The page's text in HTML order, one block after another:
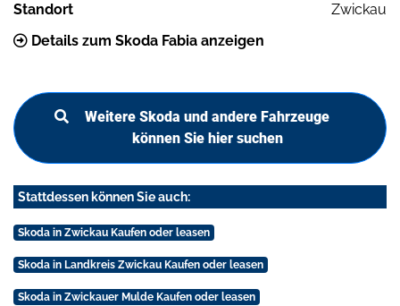
Standort
Zwickau
Details zum Skoda Fabia anzeigen
Weitere Skoda und andere Fahrzeuge
können Sie hier suchen
Stattdessen können Sie auch:
Skoda in Zwickau Kaufen oder leasen
Skoda in Landkreis Zwickau Kaufen oder leasen
Skoda in Zwickauer Mulde Kaufen oder leasen